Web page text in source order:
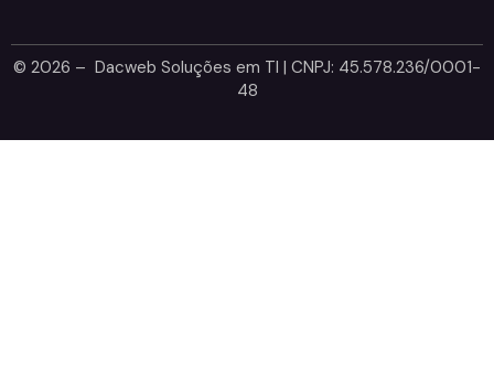
© 2026 – Dacweb Soluções em TI | CNPJ: 45.578.236/0001-
48